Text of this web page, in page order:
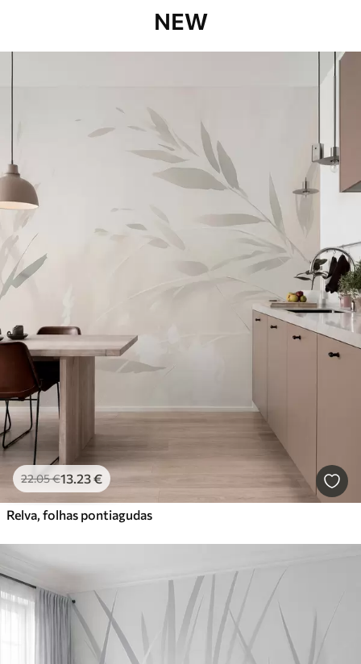
NEW
22.05€13 .23€
Relva, folhas pontiagudas